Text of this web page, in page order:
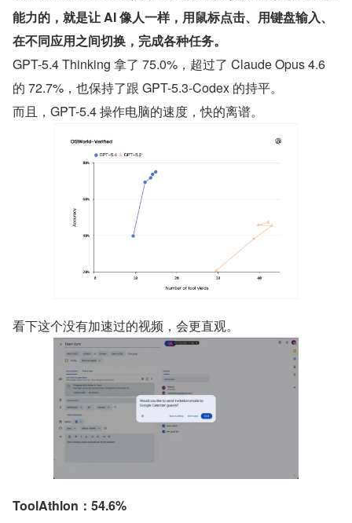
能力的，就是让 AI 像人一样，用鼠标点击、用键盘输入、
在不同应用之间切换，完成各种任务。
GPT-5.4 Thinking 拿了 75.0%，超过了 Claude Opus 4.6
的 72.7%，也保持了跟 GPT-5.3-Codex 的持平。
而且，GPT-5.4 操作电脑的速度，快的离谱。
看下这个没有加速过的视频，会更直观。
ToolAthlon：54.6%